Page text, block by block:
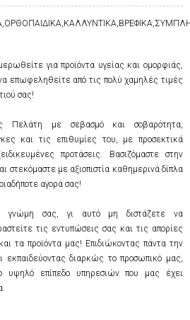
για προϊόντα υγείας και ομορφιάς,
επωφεληθείτε από τις πολύ χαμηλές τιμές
σας!
Πελάτη με σεβασμό και σοβαρότητα,
και τις επιθυμίες του, με προσεκτικά
προτάσεις. Βασιζόμαστε στην
στεκόμαστε με αξιοπιστία καθημερινά δίπλα
αγορά σας!
γνώμη σας, γι αυτό μη διστάζετε να
τις εντυπώσεις σας και τις απορίες
τα προϊόντα μας! Επιδιώκοντας πάντα την
διαρκώς το προσωπικό μας,
υψηλό επίπεδο υπηρεσιών που μας έχει